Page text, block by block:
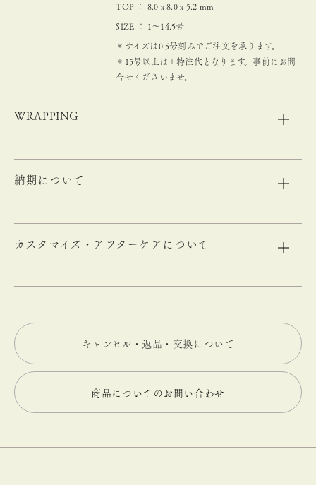
TOP ： 8.0 x 8.0 x 5.2 mm
SIZE ： 1～14.5号
＊サイズは0.5号刻みでご注文を承ります。
＊15号以上は＋特注代となります。事前にお問
合せくださいませ。
WRAPPING
納期について
カスタマイズ・アフターケアについて
キャンセル・返品・交換について
商品についてのお問い合わせ